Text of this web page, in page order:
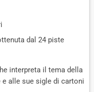
dal 24 piste
interpreta il tema della
alle sue sigle di cartoni